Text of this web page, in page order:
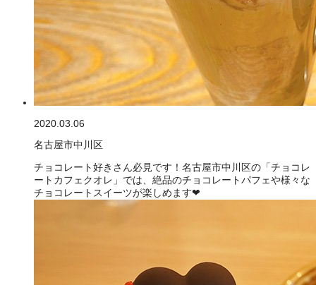
2020.03.06
名古屋市中川区
チョコレート好きさん必見です！名古屋市中川区の「チョコレ
ートカフェクオレ」では、絶品のチョコレートパフェや様々な
チョコレートスイーツが楽しめます❤